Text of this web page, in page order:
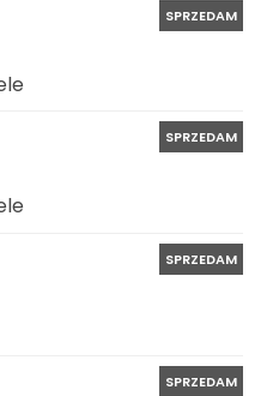
SPRZEDAM
SPRZEDAM
SPRZEDAM
SPRZEDAM